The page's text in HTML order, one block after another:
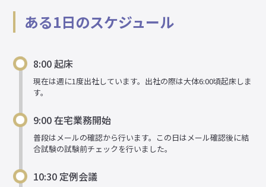
ある1日のスケジュール
8:00 起床
現在は週に1度出社しています。出社の際は大体6:00頃起床しま
す。
9:00 在宅業務開始
普段はメールの確認から行います。この日はメール確認後に結
合試験の試験前チェックを行いました。
10:30 定例会議